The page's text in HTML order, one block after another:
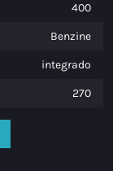
400
Benzine
integrado
270